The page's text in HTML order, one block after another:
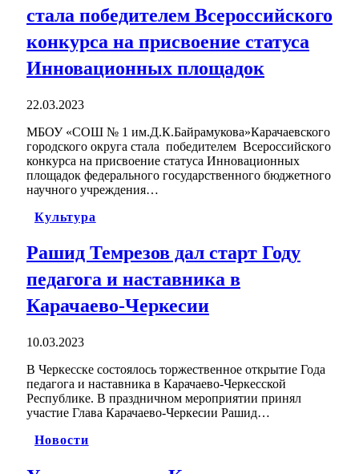
стала победителем Всероссийского
конкурса на присвоение статуса
Инновационных площадок
22.03.2023
МБОУ «СОШ № 1 им.Д.К.Байрамукова»Карачаевского
городского округа стала победителем Всероссийского
конкурса на присвоение статуса Инновационных
площадок федерального государственного бюджетного
научного учреждения…
Культура
Рашид Темрезов дал старт Году
педагога и наставника в
Карачаево-Черкесии
10.03.2023
В Черкесске состоялось торжественное открытие Года
педагога и наставника в Карачаево-Черкесской
Республике. В праздничном мероприятии принял
участие Глава Карачаево-Черкесии Рашид…
Новости